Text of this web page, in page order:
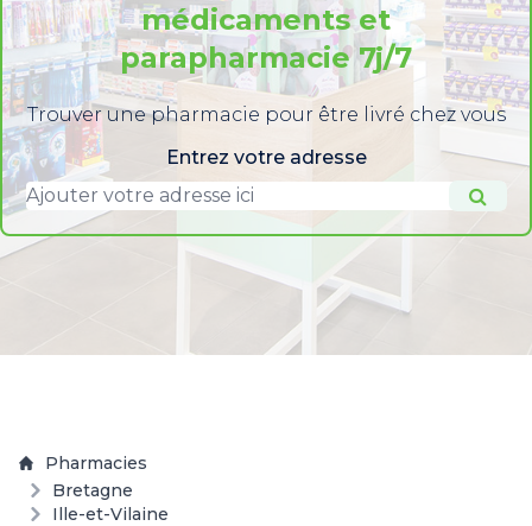
médicaments et
parapharmacie 7j/7
Trouver une pharmacie pour être livré chez vous
Entrez votre adresse
Pharmacies
Bretagne
Ille-et-Vilaine